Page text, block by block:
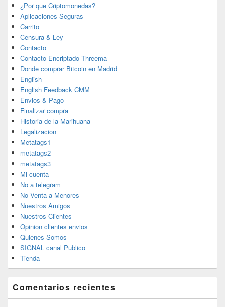
¿Por que Criptomonedas?
Aplicaciones Seguras
Carrito
Censura & Ley
Contacto
Contacto Encriptado Threema
Donde comprar Bitcoin en Madrid
English
English Feedback CMM
Envios & Pago
Finalizar compra
Historia de la Marihuana
Legalizacion
Metatags1
metatags2
metatags3
Mi cuenta
No a telegram
No Venta a Menores
Nuestros Amigos
Nuestros Clientes
Opinion clientes envios
Quienes Somos
SIGNAL canal Publico
Tienda
Comentarios recientes